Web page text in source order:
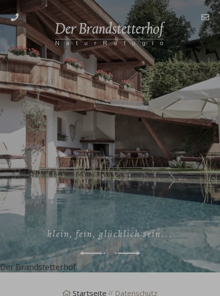
Der Brandstetterhof
Der Brandstetterhof
klein, fein, glücklich sein...
Startseite Datenschutz